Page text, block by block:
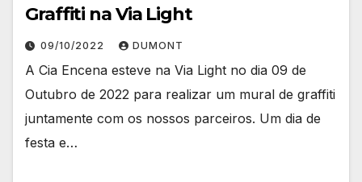
Graffiti na Via Light
09/10/2022 DUMONT
A Cia Encena esteve na Via Light no dia 09 de
Outubro de 2022 para realizar um mural de graffiti
juntamente com os nossos parceiros. Um dia de
festa e…